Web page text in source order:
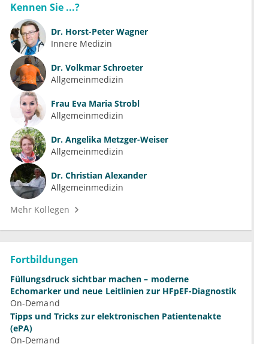
Kennen Sie ...?
Dr. Horst-Peter Wagner
Innere Medizin
Dr. Volkmar Schroeter
Allgemeinmedizin
Frau Eva Maria Strobl
Allgemeinmedizin
Dr. Angelika Metzger-Weiser
Allgemeinmedizin
Dr. Christian Alexander
Allgemeinmedizin
Mehr Kollegen
Fortbildungen
Füllungsdruck sichtbar machen – moderne
Echomarker und neue Leitlinien zur HFpEF-Diagnostik
On-Demand
Tipps und Tricks zur elektronischen Patientenakte
(ePA)
On-Demand